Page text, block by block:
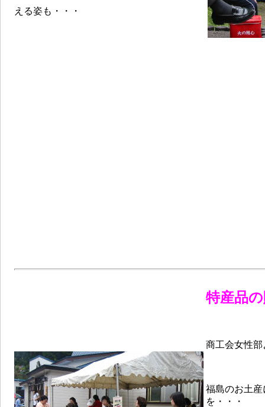
える姿も・・・
特産品
商工会女性
福島のお土
を・・・